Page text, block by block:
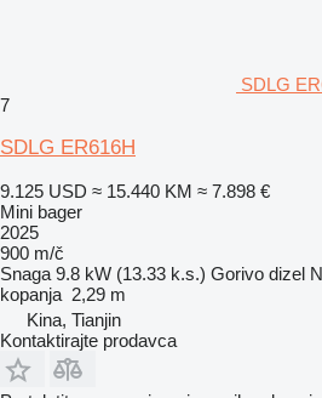
SDLG
7
SDLG ER616H
9.125 USD ≈ 15.440 KM ≈ 7.898 €
Mini bager
2025
900 m/č
Snaga 9.8 kW (13.33 k.s.) Gorivo dizel
kopanja 2,29 m
Kina, Tianjin
Kontaktirajte prodavca